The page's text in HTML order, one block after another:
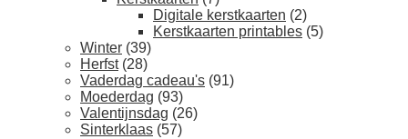
Digitale kerstkaarten (2)
Kerstkaarten printables (5)
Winter (39)
Herfst (28)
Vaderdag cadeau's (91)
Moederdag (93)
Valentijnsdag (26)
Sinterklaas (57)